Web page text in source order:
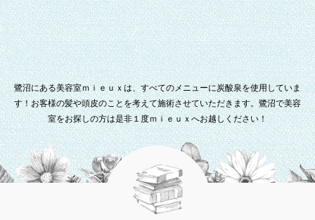
鷺沼にある美容室ｍｉｅｕｘは、すべてのメニューに炭酸泉を使用していま
す！お客様の髪や頭皮のことを考えて施術させていただきます。鷺沼で美容
室をお探しの方は是非１度ｍｉｅｕｘへお越しください！